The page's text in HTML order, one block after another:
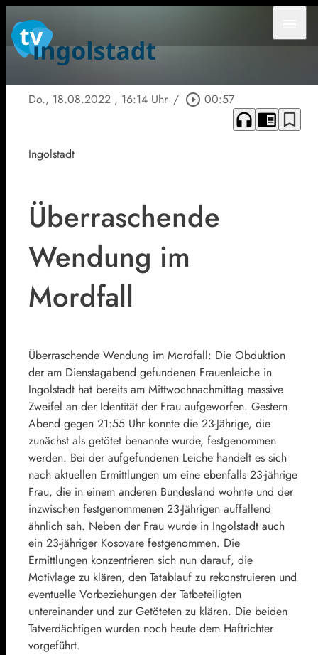
Do., 18.08.2022 , 16:14 Uhr / play_circle_outline 00:57
headphones chrome_reader_mode bookmark_border
Ingolstadt
Überraschende
Wendung im
Mordfall
Überraschende Wendung im Mordfall: Die Obduktion
der am Dienstagabend gefundenen Frauenleiche in
Ingolstadt hat bereits am Mittwochnachmittag massive
Zweifel an der Identität der Frau aufgeworfen. Gestern
Abend gegen 21:55 Uhr konnte die 23-Jährige, die
zunächst als getötet benannte wurde, festgenommen
werden. Bei der aufgefundenen Leiche handelt es sich
nach aktuellen Ermittlungen um eine ebenfalls 23-jährige
Frau, die in einem anderen Bundesland wohnte und der
inzwischen festgenommenen 23-Jährigen auffallend
ähnlich sah. Neben der Frau wurde in Ingolstadt auch
ein 23-jähriger Kosovare festgenommen. Die
Ermittlungen konzentrieren sich nun darauf, die
Motivlage zu klären, den Tatablauf zu rekonstruieren und
eventuelle Vorbeziehungen der Tatbeteiligten
untereinander und zur Getöteten zu klären. Die beiden
Tatverdächtigen wurden noch heute dem Haftrichter
vorgeführt.